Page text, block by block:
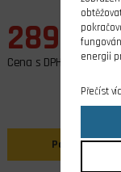
289,00
Cena s DPH
Popis
energii
Přečíst